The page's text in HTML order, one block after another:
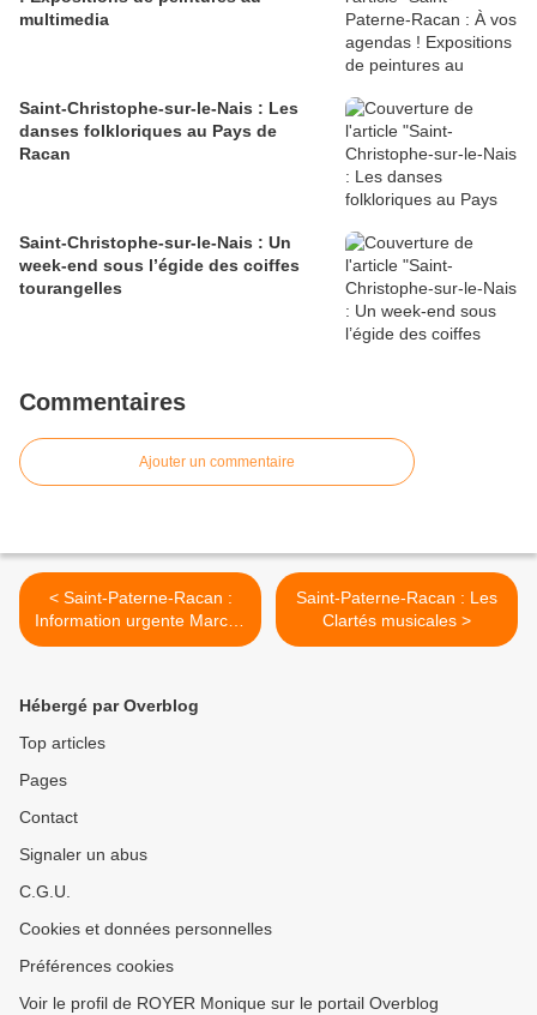
multimedia
Saint-Christophe-sur-le-Nais : Les
danses folkloriques au Pays de
Racan
Saint-Christophe-sur-le-Nais : Un
week-end sous l’égide des coiffes
tourangelles
Commentaires
Ajouter un commentaire
< Saint-Paterne-Racan :
Information urgente Marché
du jeudi matin
Saint-Paterne-Racan : Les
Clartés musicales >
Hébergé par Overblog
Top articles
Pages
Contact
Signaler un abus
C.G.U.
Cookies et données personnelles
Préférences cookies
Voir le profil de ROYER Monique sur le portail Overblog